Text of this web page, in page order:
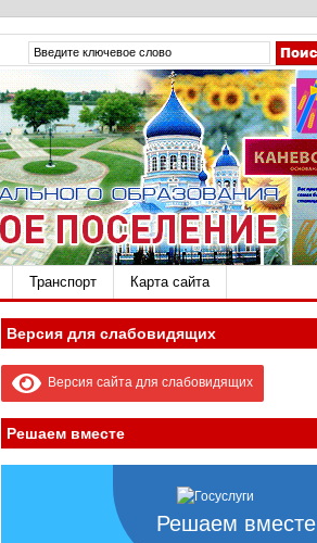
Транспорт Карта сайта
Версия для слабовидящих
Версия сайта для слабовидящих
Решаем вместе
Решаем вместе